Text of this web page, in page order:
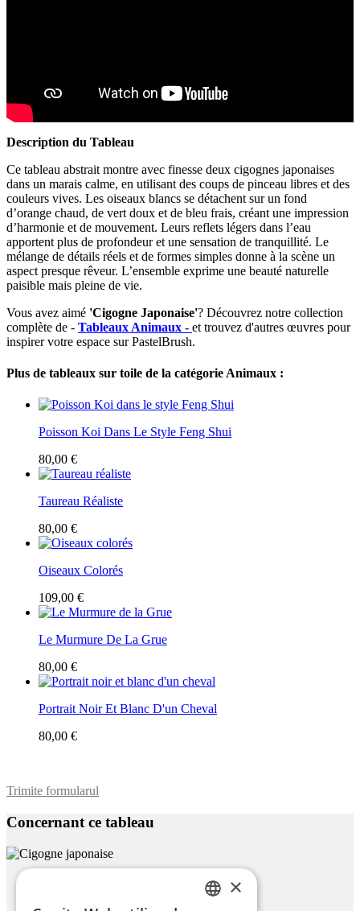
Description du Tableau
Ce tableau abstrait montre avec finesse deux cigognes japonaises
dans un marais calme, en utilisant des coups de pinceau libres et des
couleurs vives. Les oiseaux blancs se détachent sur un fond
d’orange chaud, de vert doux et de bleu frais, créant une impression
d’harmonie et de mouvement. Leurs reflets légers dans l’eau
apportent plus de profondeur et une sensation de tranquillité. Le
mélange de détails réels et de formes simples donne à la scène un
aspect presque rêveur. L’ensemble exprime une beauté naturelle
paisible mais pleine de vie.
Vous avez aimé 'Cigogne Japonaise'? Découvrez notre collection
complète de - Tableaux Animaux - et trouvez d'autres œuvres pour
inspirer votre espace sur PastelBrush.
Plus de tableaux sur toile de la catégorie Animaux :
Poisson Koi Dans Le Style Feng Shui
80,00 €
Taureau Réaliste
80,00 €
Oiseaux Colorés
109,00 €
Le Murmure De La Grue
80,00 €
Portrait Noir Et Blanc D'un Cheval
80,00 €
Trimite formularul
Concernant ce tableau
Cigogne Japonaise×